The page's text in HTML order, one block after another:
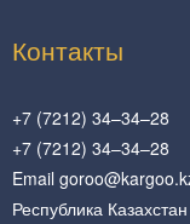
Контакты
+7 (7212) 34–34–28
+7 (7212) 34–34–28
Email
Республика Казахстан